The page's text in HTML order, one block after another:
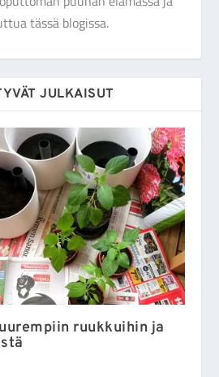
tässä blogissa.
JULKAISUT
ruukkuihin ja